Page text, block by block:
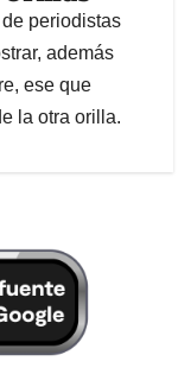
periodistas
además
ese que
la otra orilla.